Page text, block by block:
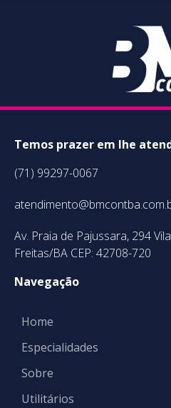
Temos prazer em lhe
(71) 99297-0067
Av. Praia de Pajussara, 294
Freitas/BA CEP: 42708-720
Navegação
Home
Especialidades
Sobre
Utilitários